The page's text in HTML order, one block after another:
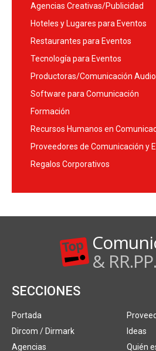
Agencias Creativas/Publicidad
Hoteles y Lugares para Eventos
Restaurantes para Eventos
Tecnología para Eventos
Productoras/Comunicación
Software para Comunicación
Formación
Recursos Humanos en
Proveedores de Comunicación y
Regalos Corporativos
& RR.PP.
SECCIONES
Portada
Dircom / Dirmark
Agencias
Ideas
Quién